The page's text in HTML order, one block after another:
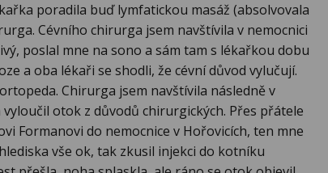
poradila buď lymfatickou masáž (absolvovala
Cévního chirurga jsem navštívila v nemocnici
poslal mne na sono a sám tam s lékařkou dobu
a oba lékaři se shodli, že cévní důvod vylučují.
Chirurga jsem navštívila následně v
vyloučil otok z důvodů chirurgických. Přes přátele
Formanovi do nemocnice v Hořovicích, ten mne
vše ok, tak zkusil injekci do kotníku